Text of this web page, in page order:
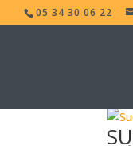
05 34 30 06 22